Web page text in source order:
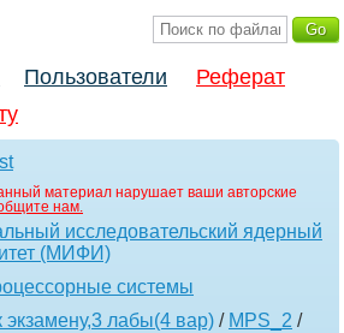
Пользователи
Реферат
материал нарушает ваши авторские
нам.
исследовательский ядерный
(МИФИ)
системы
лабы(4 вар) / MPS_2 /